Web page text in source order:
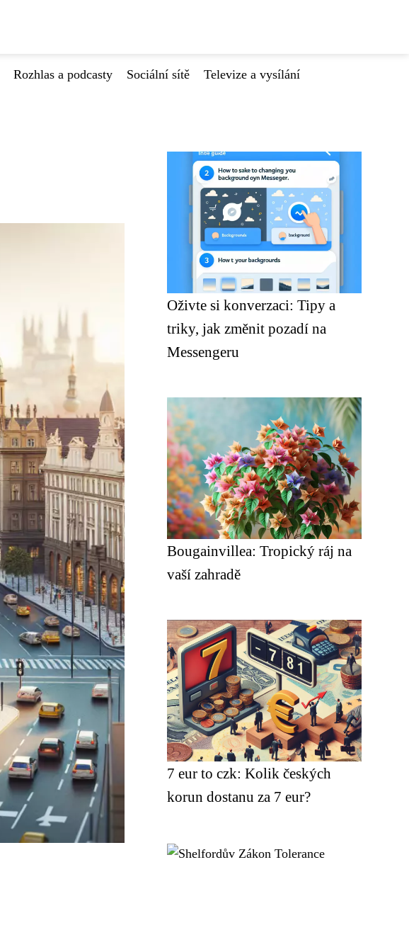
Rozhlas a podcasty Sociální sítě Televize a vysílání
Oživte si konverzaci: Tipy a
triky, jak změnit pozadí na
Messengeru
Bougainvillea: Tropický ráj na
vaší zahradě
7 eur to czk: Kolik českých
korun dostanu za 7 eur?